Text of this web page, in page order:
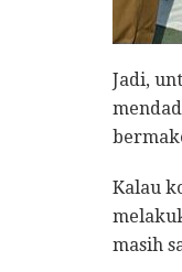
Jadi,
Kalau
masih